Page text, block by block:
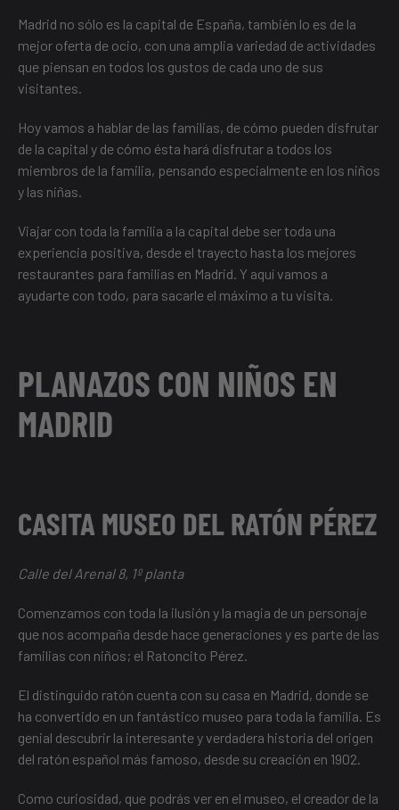
Madrid no sólo es la capital de España, también lo es de la
mejor oferta de ocio, con una amplia variedad de actividades
que piensan en todos los gustos de cada uno de sus
visitantes.
Hoy vamos a hablar de las familias, de cómo pueden disfrutar
de la capital y de cómo ésta hará disfrutar a todos los
miembros de la familia, pensando especialmente en los niños
y las niñas.
Viajar con toda la familia a la capital debe ser toda una
experiencia positiva, desde el trayecto hasta los mejores
restaurantes para familias en Madrid. Y aquí vamos a
ayudarte con todo, para sacarle el máximo a tu visita.
PLANAZOS CON NIÑOS EN
MADRID
CASITA MUSEO DEL RATÓN PÉREZ
Calle del Arenal 8, 1º planta
Comenzamos con toda la ilusión y la magia de un personaje
que nos acompaña desde hace generaciones y es parte de las
familias con niños; el Ratoncito Pérez.
El distinguido ratón cuenta con su casa en Madrid, donde se
ha convertido en un fantástico museo para toda la familia. Es
genial descubrir la interesante y verdadera historia del origen
del ratón español más famoso, desde su creación en 1902.
Como curiosidad, que podrás ver en el museo, el creador de la